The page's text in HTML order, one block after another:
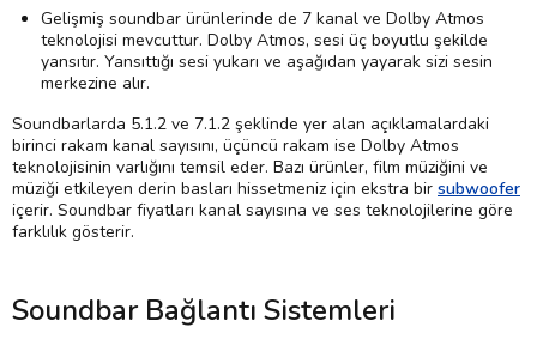
Gelişmiş soundbar ürünlerinde de 7 kanal ve Dolby Atmos
teknolojisi mevcuttur. Dolby Atmos, sesi üç boyutlu şekilde
yansıtır. Yansıttığı sesi yukarı ve aşağıdan yayarak sizi sesin
merkezine alır.
Soundbarlarda 5.1.2 ve 7.1.2 şeklinde yer alan açıklamalardaki
birinci rakam kanal sayısını, üçüncü rakam ise Dolby Atmos
teknolojisinin varlığını temsil eder. Bazı ürünler, film müziğini ve
müziği etkileyen derin basları hissetmeniz için ekstra bir subwoofer
içerir. Soundbar fiyatları kanal sayısına ve ses teknolojilerine göre
farklılık gösterir.
Soundbar Bağlantı Sistemleri